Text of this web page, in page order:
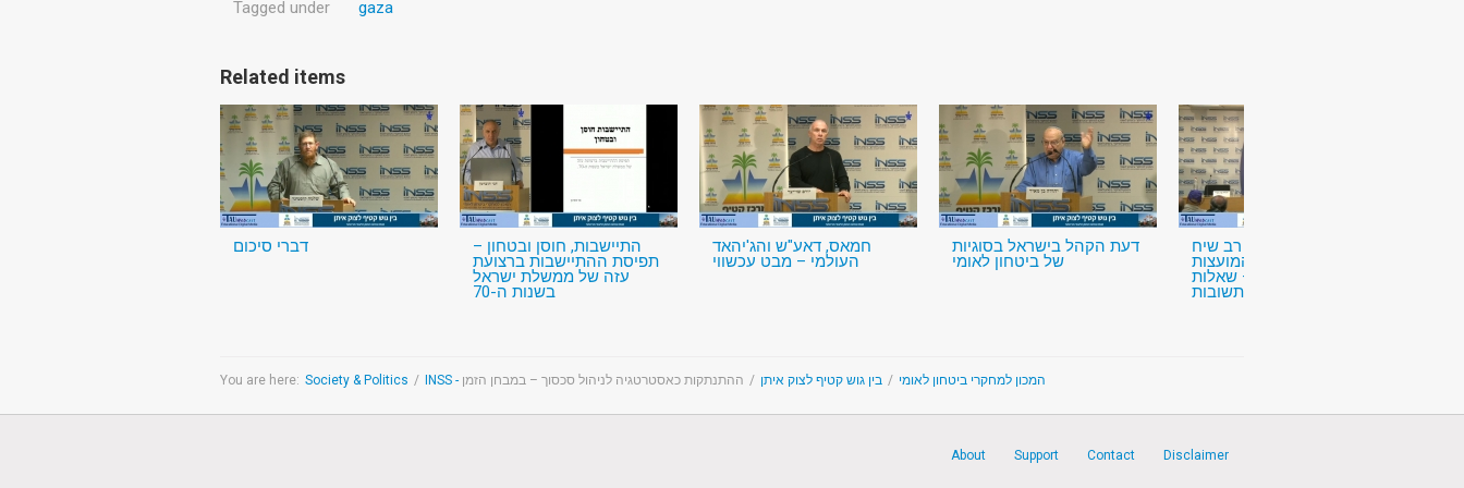
Tagged under gaza
Related items
דברי סיכום התיישבות, חוסן ובטחון –
תפיסת ההתיישבות ברצועת
עזה של ממשלת ישראל
בשנות ה-70
חמאס, דאע"ש והג'יהאד
העולמי – מבט עכשווי
דעת הקהל בישראל בסוגיות
של ביטחון לאומי
חוסן אזרחי – רב שיח
בהשתתפות ראשי המועצות
בעוטף עזה – שאלות
ותשובות
You are here: Society & Politics / INSS - המכון למחקרי ביטחון לאומי / בין גוש קטיף לצוק איתן / ההתנתקות כאסטרטגיה לניהול סכסוך – במבחן הזמן
About Support Contact Disclaimer